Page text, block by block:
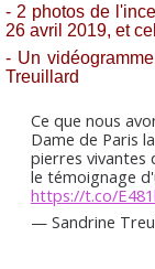
- 2 photos de
26 avril 2019, et
- Un
Treuillard
Ce que nous
Dame de Paris
pierres vivantes
le témoignage
https://t.co/
— Sandrine